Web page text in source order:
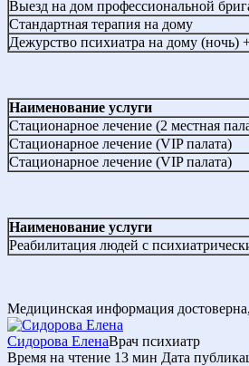
Выезд на дом профессиональной
Стандартная терапия на дому
Дежурство психиатра на дому (ночь)
Наименование услуги
Стационарное лечение (2 местная
Стационарное лечение (VIP палата)
Стационарное лечение (VIP палата)
Наименование услуги
Реабилитация людей с
Медицинская информация
Сидорова ЕленаВрач психиатр
Время на чтение 13 мин Дата